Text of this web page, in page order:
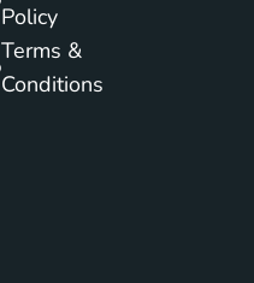
Policy
Terms &
Conditions